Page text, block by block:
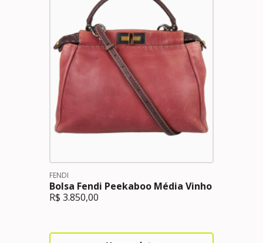
FENDI
Bolsa Fendi Peekaboo Média Vinho
R$ 3.850,00